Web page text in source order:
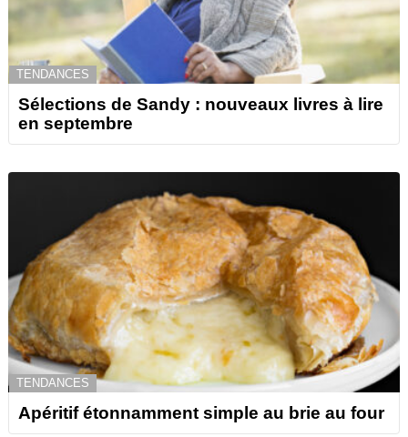
TENDANCES
Sélections de Sandy : nouveaux livres à lire
en septembre
TENDANCES
Apéritif étonnamment simple au brie au four